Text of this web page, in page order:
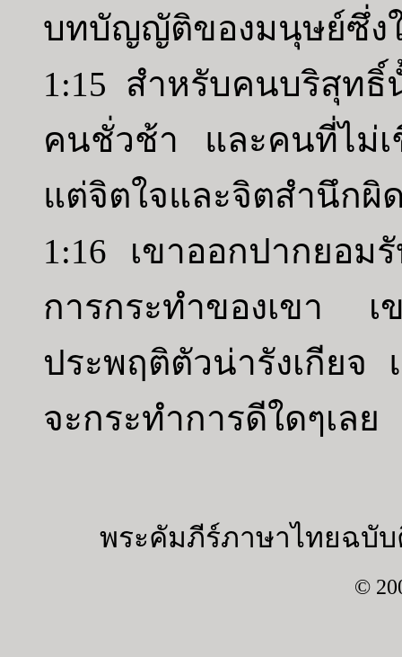
บทบัญญัติของมนุษย์ซึ่ง
1:15 สำหรับคนบริสุท
คนชั่วช้า และคนที่ไม่เ
แต่จิตใจและจิตสำนึกผิ
1:16 เขาออกปากยอม
การกระทำของเขา เ
ประพฤติตัวน่ารังเกียจ
จะกระทำการดีใดๆเลย
พระคัมภีร์ภาษาไทยฉบับ
©